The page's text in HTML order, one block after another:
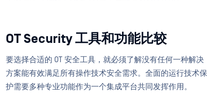
OT Security 工具和功能比较
要选择合适的 OT 安全工具，就必须了解没有任何一种解决
方案能有效满足所有操作技术安全需求。全面的运行技术保
护需要多种专业功能作为一个集成平台共同发挥作用。